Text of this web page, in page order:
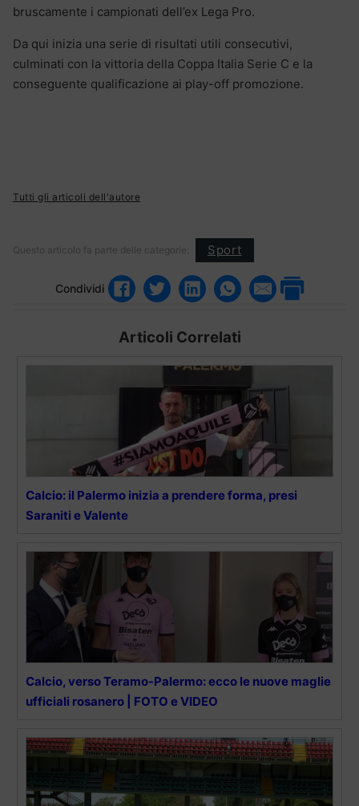
bruscamente i campionati dell’ex Lega Pro.
Da qui inizia una serie di risultati utili consecutivi,
culminati con la vittoria della Coppa Italia Serie C e la
conseguente qualificazione ai play-off promozione.
Tutti gli articoli dell'autore
Questo articolo fa parte delle categorie: Sport
Condividi
Articoli Correlati
Calcio: il Palermo inizia a prendere forma, presi
Saraniti e Valente
Calcio, verso Teramo-Palermo: ecco le nuove maglie
ufficiali rosanero | FOTO e VIDEO